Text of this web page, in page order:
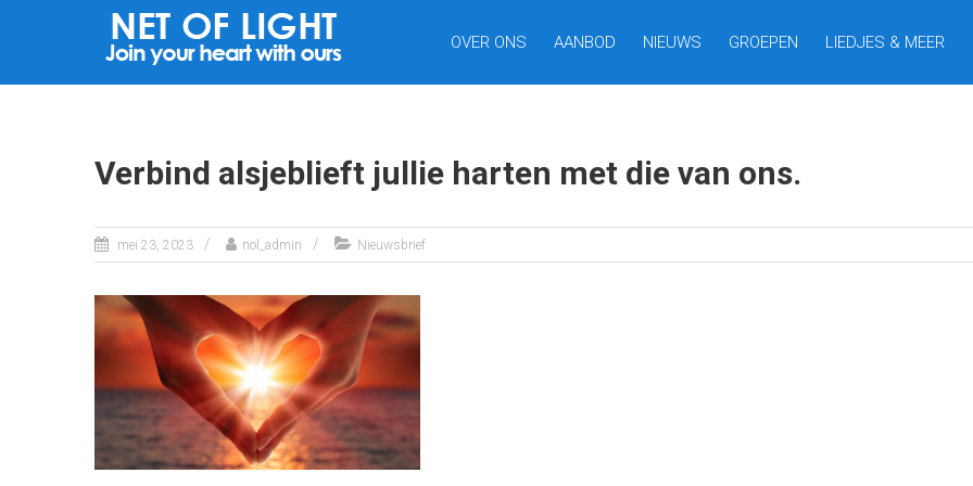
OVER ONS AANBOD NIEUWS GROEPEN LIEDJES & MEER
Verbind alsjeblieft jullie harten met die van ons.
mei 23, 2023 nol_admin Nieuwsbrief